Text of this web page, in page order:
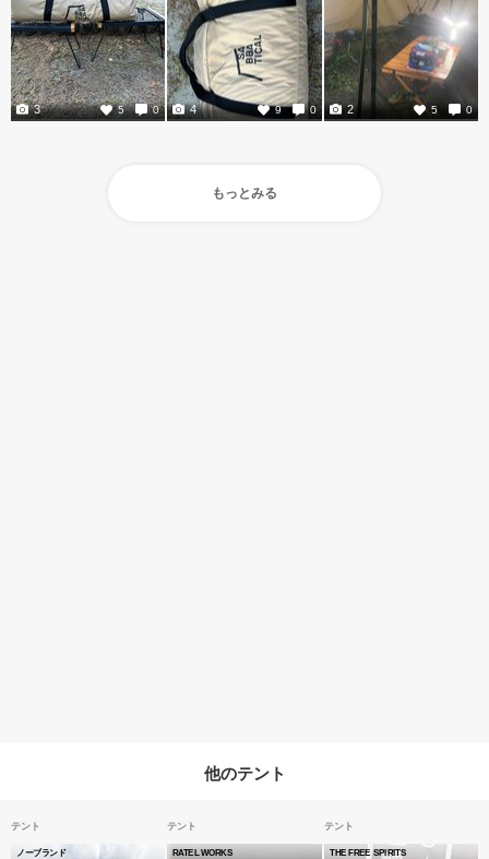
5 0
3 9 0
4 5 0
2
もっとみる
他のテント
テント
ノーブランド
テント
RATEL WORKS
テント
THE FREE SPIRITS